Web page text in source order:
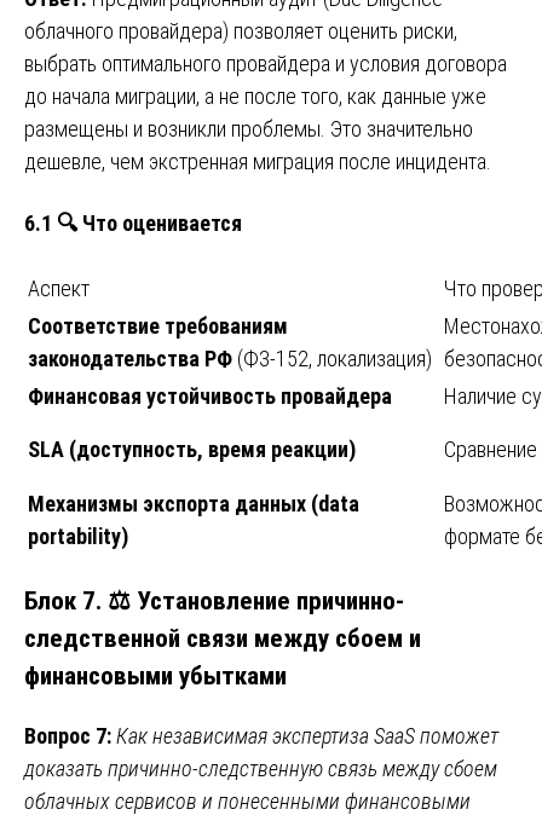
облачного провайдера) позволяет оценить риски,
выбрать оптимального провайдера и условия договора
до начала миграции, а не после того, как данные уже
размещены и возникли проблемы. Это значительно
дешевле, чем экстренная миграция после инцидента.
6.1 🔍 Что оценивается
Аспект
Что
Соответствие требованиям
законодательства РФ (ФЗ-152, локализация)
Финансовая устойчивость провайдера
Наличие
SLA (доступность, время реакции)
Механизмы экспорта данных (data
portability)
формате
Блок 7. ⚖️ Установление причинно-
следственной связи между сбоем и
финансовыми убытками
Вопрос 7:Как независимая экспертиза SaaS поможет
доказать причинно-следственную связь между сбоем
облачных сервисов и понесенными финансовыми